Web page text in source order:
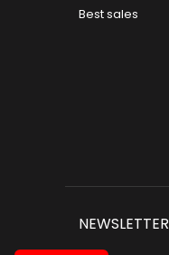
Best sales
NEWSLETTER